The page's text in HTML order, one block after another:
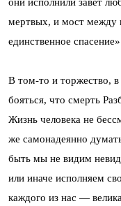
мертвых, и мост между
единственное
В том-то и торжество, в
бояться, что смерть
Жизнь человека не
же самонадеянно
быть мы не видим
или иначе исполняем
каждого из нас —